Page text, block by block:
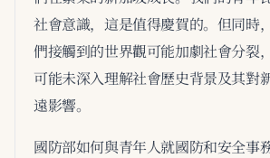
社會意識，這是值得慶賀的。但同時
們接觸到的世界觀可能加劇社會分裂
可能未深入理解社會歷史背景及其對
遠影響。
國防部如何與青年人就國防和安全事